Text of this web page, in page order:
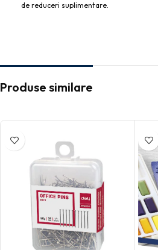
de reduceri suplimentare.
Produse similare